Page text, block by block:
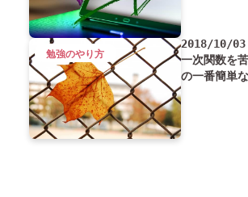
2018/10/03
一次関数を
の一番簡単
勉強のやり方